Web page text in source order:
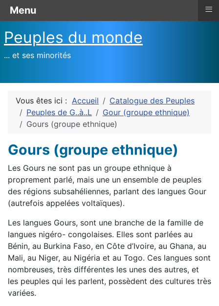
Peuples du monde
... et ses minorités
Vous êtes ici : Accueil
Catalogue des Peuples
Peuples de G..à..L
Gour (groupe ethnique)
Gours (groupe ethnique)
Gours (groupe ethnique)
Les Gours ne sont pas un groupe ethnique à
proprement parlé, mais une un ensemble de peuples
des régions subsahéliennes, parlant des langues Gour
(autrefois appelées voltaïques).
Les langues Gours, sont une branche de la famille de
langues nigéro- congolaises. Elles sont parlées au
Bénin, au Burkina Faso, en Côte d’Ivoire, au Ghana, au
Mali, au Niger, au Nigéria et au Togo. Ces langues sont
nombreuses, très différentes les unes des autres, et
les peuples qui les parlent, possèdent des cultures très
variées.
Menu ≡